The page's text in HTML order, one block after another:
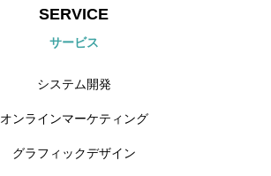
SERVICE
サービス
システム開発
オンラインマーケティング
グラフィックデザイン